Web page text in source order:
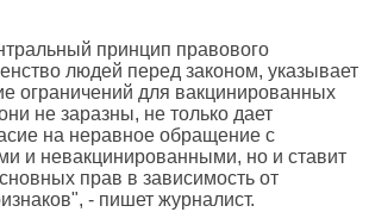
принцип правового
людей перед законом, указывает
ограничений для вакцинированных
не заразны, не только дает
на неравное обращение с
и невакцинированными, но и ставит
прав в зависимость от
- пишет журналист.